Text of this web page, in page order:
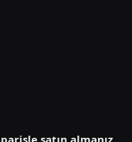
satın almanız